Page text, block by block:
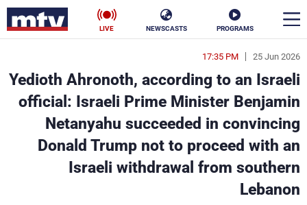
PROGRAMS
NEWSCASTS
LIVE
25 Jun 2026
17:35 PM
Yedioth Ahronoth, according to an Israeli
official: Israeli Prime Minister Benjamin
Netanyahu succeeded in convincing
Donald Trump not to proceed with an
Israeli withdrawal from southern
Lebanon
en
الأخبار
سياسة ناس
إقتصاد فن
منوعات